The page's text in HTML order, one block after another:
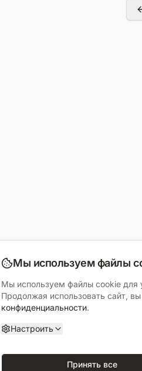
Мы используем файлы
Мы используем файлы cookie для
Продолжая использовать сайт,
конфиденциальности.
Настроить
Принять все